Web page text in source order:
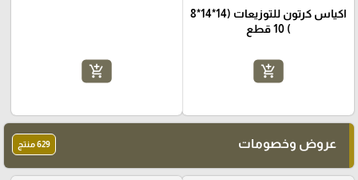
اكياس كرتون للتوزيعات (14*14*8
) 10 قطع
add_shopping_cart
add_shopping_cart
عروض وخصومات 629 منتج